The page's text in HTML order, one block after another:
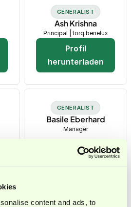
content and ads, to
GENERALIST
Ash Krishna
Principal | torq.benelux
Profil
herunterladen
GENERALIST
Basile Eberhard
Manager
Profil
herunterladen